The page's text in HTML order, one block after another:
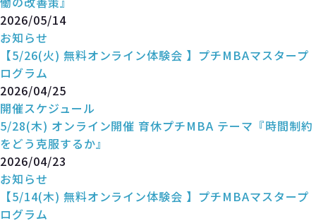
2026/05/14
お知らせ
【5/26(火) 無料オンライン体験会 】プチMBAマスタープ
ログラム
2026/04/25
開催スケジュール
5/28(木) オンライン開催 育休プチMBA テーマ『時間制約
をどう克服するか』
2026/04/23
お知らせ
【5/14(木) 無料オンライン体験会 】プチMBAマスタープ
ログラム